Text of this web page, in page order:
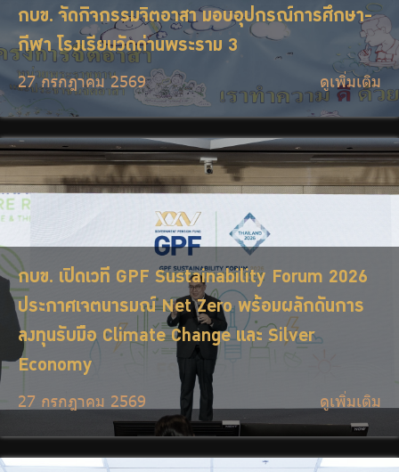
กบข. จัดกิจกรรมจิตอาสา มอบอุปกรณ์การศึกษา-
กีฬา โรงเรียนวัดด่านพระราม 3
27 กรกฎาคม 2569 ดูเพิ่มเติม
กบข. เปิดเวที GPF Sustainability Forum 2026
ประกาศเจตนารมณ์ Net Zero พร้อมผลักดันการ
ลงทุนรับมือ Climate Change และ Silver
Economy
27 กรกฎาคม 2569 ดูเพิ่มเติม